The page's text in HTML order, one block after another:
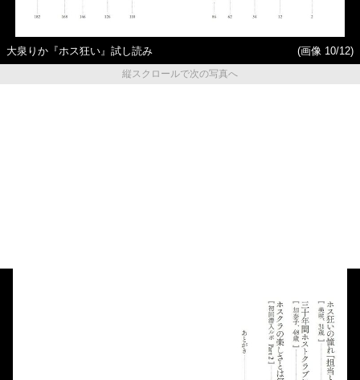
大泉りか『ホス狂い』試し読み
(画像 10/12)
縦スクロールで次の写真へ